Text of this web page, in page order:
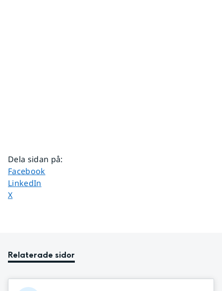
Dela sidan på:
Dela sidan på
Facebook
Dela sidan på
LinkedIn
Dela sidan på
X
Relaterade sidor